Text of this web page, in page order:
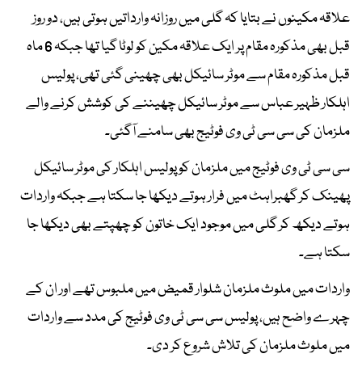
علاقہ مکینوں نے بتایا کہ گلی میں روزانہ وارداتیں ہوتی ہیں، دو روز
قبل بھی مذکورہ مقام پر ایک علاقہ مکین کو لوٹا گیا تھا جبکہ 6 ماہ
قبل مذکورہ مقام سے موٹر سائیکل بھی چھینی گئی تھی، پولیس
اہلکار ظہیر عباس سے موٹر سائیکل چھیننے کی کوشش کرنے والے
ملزمان کی سی سی ٹی وی فوٹیج بھی سامنے آگئی۔
سی سی ٹی وی فوٹیج میں ملزمان کو پولیس اہلکار کی موٹر سائیکل
پھینک کر گھبراہٹ میں فرار ہوتے دیکھا جا سکتا ہے جبکہ واردات
ہوتے دیکھ کر گلی میں موجود ایک خاتون کو چھپتے بھی دیکھا جا
سکتا ہے۔
واردات میں ملوث ملزمان شلوار قمیض میں ملبوس تھے اور ان کے
چہرے واضح ہیں، پولیس سی سی ٹی وی فوٹیج کی مدد سے واردات
میں ملوث ملزمان کی تلاش شروع کر دی۔